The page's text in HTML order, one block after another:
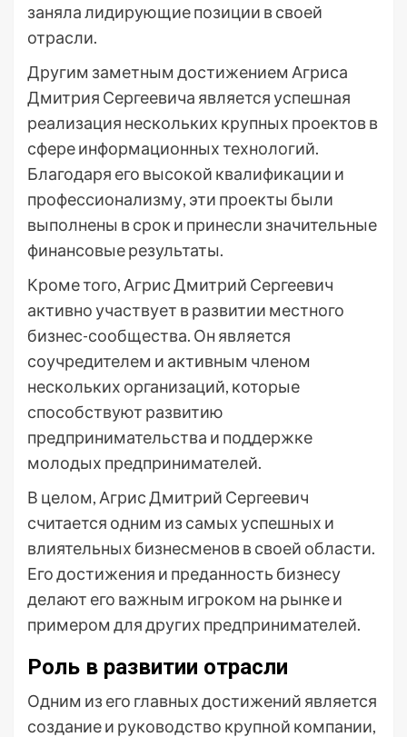
заняла лидирующие позиции в своей
отрасли.
Другим заметным достижением Агриса
Дмитрия Сергеевича является успешная
реализация нескольких крупных проектов в
сфере информационных технологий.
Благодаря его высокой квалификации и
профессионализму, эти проекты были
выполнены в срок и принесли значительные
финансовые результаты.
Кроме того, Агрис Дмитрий Сергеевич
активно участвует в развитии местного
бизнес-сообщества. Он является
соучредителем и активным членом
нескольких организаций, которые
способствуют развитию
предпринимательства и поддержке
молодых предпринимателей.
В целом, Агрис Дмитрий Сергеевич
считается одним из самых успешных и
влиятельных бизнесменов в своей области.
Его достижения и преданность бизнесу
делают его важным игроком на рынке и
примером для других предпринимателей.
Роль в развитии отрасли
Одним из его главных достижений является
создание и руководство крупной компании,